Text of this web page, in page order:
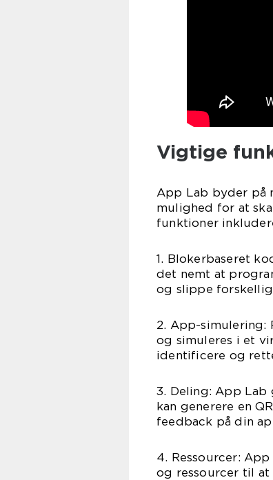
Vigtige
App Lab byder på
mulighed for at
funktioner
1. Blokerbaseret
det nemt at
og slippe
2. App-simulering:
og simuleres i et
identificere og
3. Deling: App Lab
kan generere en
feedback på din
4. Ressourcer:
og ressourcer til